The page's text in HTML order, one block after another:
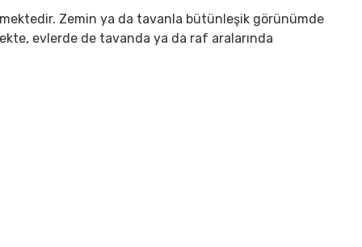
Zemin ya da tavanla bütünleşik görünümde
evlerde de tavanda ya da raf aralarında